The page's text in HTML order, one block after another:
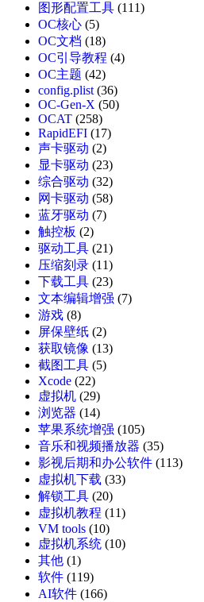
图形配置工具 (111)
OC核心 (5)
OC文档 (18)
OC引导教程 (4)
OC主题 (42)
config.plist(36)
OC-Gen-X (50)
OCAT (258)
RapidEFI (17)
声卡驱动 (2)
显卡驱动 (23)
综合驱动 (32)
网卡驱动 (58)
蓝牙驱动 (7)
触控板 (2)
驱动工具 (21)
压缩刻录 (11)
下载工具 (23)
文本编辑增强 (7)
游戏 (8)
屏保壁纸 (2)
获取镜像 (13)
截图工具 (5)
Xcode (22)
虚拟机 (29)
浏览器 (14)
苹果系统增强 (105)
音乐和视频播放器 (35)
影视后期和办公软件 (113)
虚拟机下载 (33)
解锁工具 (20)
虚拟机教程 (11)
VM tools (10)
虚拟机系统 (10)
其他 (1)
软件 (119)
AI软件 (166)